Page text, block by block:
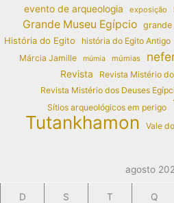
evento de arqueologia exposição
Grande Museu Egípcio
História do Egito
história do Egito Antigo
Márcia Jamille múmia múmias
Revista
Revista Mistério
Revista Mistério dos Deuses
Sítios arqueológicos em perigo
Tutankhamon Vale
agosto
D S T Q